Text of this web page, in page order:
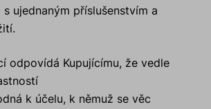
ujednaným příslušenstvím a
Kupujícímu, že vedle
k účelu, k němuž se věc